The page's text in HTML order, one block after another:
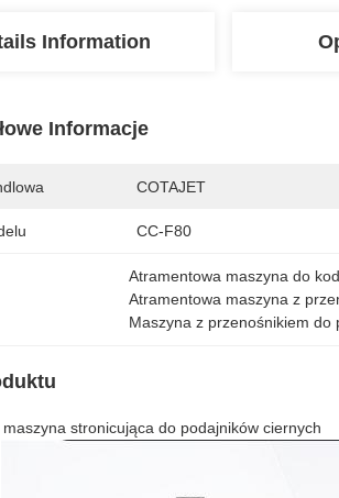
Information
Informacje
COTAJET
CC-F80
Atramentowa maszyna do
Atramentowa maszyna z
Maszyna z przenośnikiem do
stronicująca do podajników ciernych